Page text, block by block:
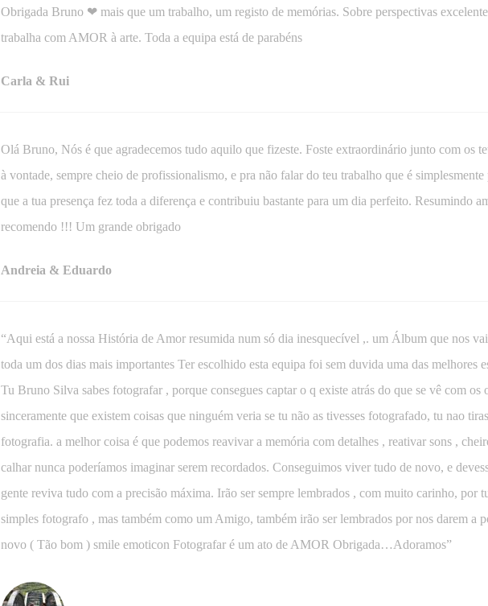
Obrigada Bruno ❤ mais que um trabalho, um registo de memórias. Sobre perspectivas
trabalha com AMOR à arte. Toda a equipa está de parabéns
Carla & Rui
Olá Bruno, Nós é que agradecemos tudo aquilo que fizeste. Foste extraordinário junto com os
à vontade, sempre cheio de profissionalismo, e pra não falar do teu trabalho que é
que a tua presença fez toda a diferença e contribuiu bastante para um dia perfeito. Resumindo
recomendo !!! Um grande obrigado
Andreia & Eduardo
“Aqui está a nossa História de Amor resumida num só dia inesquecível ,. um Álbum que nos
toda um dos dias mais importantes Ter escolhido esta equipa foi sem duvida uma das melhores
Tu Bruno Silva sabes fotografar , porque consegues captar o q existe atrás do que se vê com os
sinceramente que existem coisas que ninguém veria se tu não as tivesses fotografado, tu nao
fotografia. a melhor coisa é que podemos reavivar a memória com detalhes , reativar sons ,
calhar nunca poderíamos imaginar serem recordados. Conseguimos viver tudo de novo, e
gente reviva tudo com a precisão máxima. Irão ser sempre lembrados , com muito carinho, por
simples fotografo , mas também como um Amigo, também irão ser lembrados por nos darem a
novo ( Tão bom ) smile emoticon Fotografar é um ato de AMOR Obrigada…Adoramos”